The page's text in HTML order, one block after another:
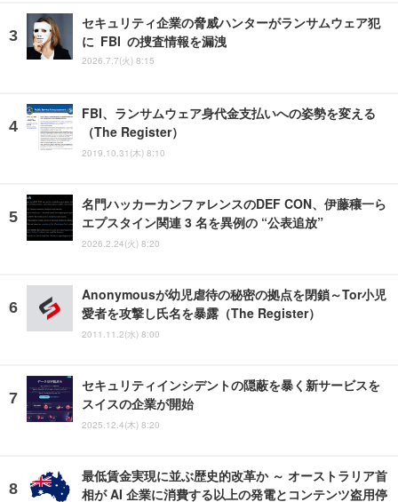
セキュリティ企業の脅威ハンターがランサムウェア犯
に FBI の捜査情報を漏洩
2026.7.7(火) 8:15
FBI、ランサムウェア身代金支払いへの姿勢を変える
（The Register）
2019.10.31(木) 8:10
名門ハッカーカンファレンスのDEF CON、伊藤穰一ら
エプスタイン関連 3 名を異例の “公表追放”
2026.2.24(火) 8:20
Anonymousが幼児虐待の秘密の拠点を閉鎖～Tor小児
愛者を攻撃し氏名を暴露（The Register）
2011.11.2(水) 8:00
セキュリティインシデントの隠蔽を暴く新サービスを
スイスの企業が開始
2025.12.4(木) 8:20
最低賃金実現に並ぶ歴史的改革か ～ オーストラリア首
相が AI 企業に消費する以上の発電とコンテンツ盗用停